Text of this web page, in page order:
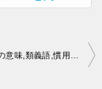
文は人なりの意味,類義語,慣用句,ことわざとは？